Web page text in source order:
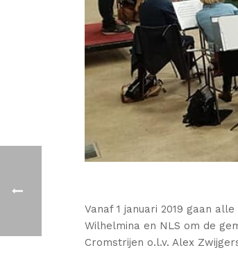
Vanaf 1 januari 2019 gaan
Wilhelmina en NLS om de
Cromstrijen o.l.v. Alex